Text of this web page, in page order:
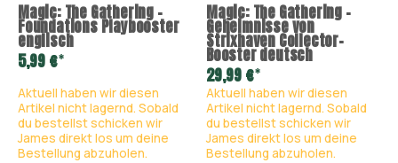
Magic: The Gathering –
Foundations Playbooster
englisch
5,99 €*
Aktuell haben wir diesen
Artikel nicht lagernd. Sobald
du bestellst schicken wir
James direkt los um deine
Bestellung abzuholen.
Magic: The Gathering –
Geheimnisse von
Strixhaven Collector-
Booster deutsch
29,99 €*
Aktuell haben wir diesen
Artikel nicht lagernd. Sobald
du bestellst schicken wir
James direkt los um deine
Bestellung abzuholen.